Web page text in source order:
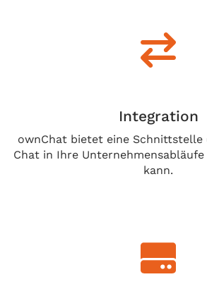
Integration
ownChat bietet eine Schnittstelle
Chat in Ihre
kann.